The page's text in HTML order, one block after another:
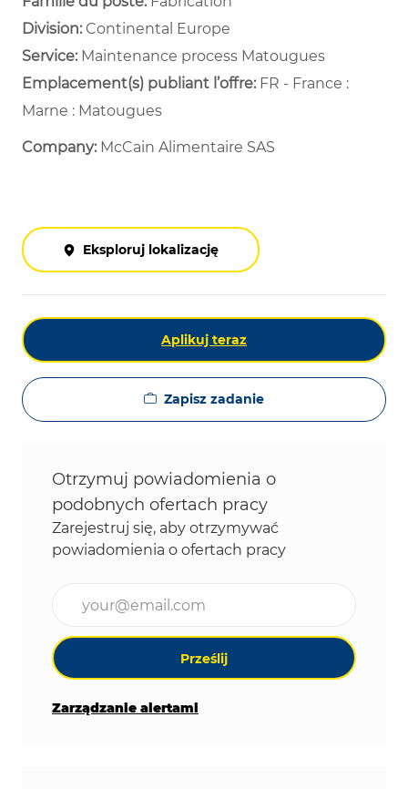
Division: Continental Europe
Service: ​ Maintenance process Matougues ​
Emplacement(s) publiant l’offre:FR - France :
Marne : Matougues
Company: McCain Alimentaire SAS
Eksploruj lokalizację
Aplikuj teraz
Zapisz zadanie
Otrzymuj powiadomienia o
podobnych ofertach pracy
Zarejestruj się, aby otrzymywać
powiadomienia o ofertach pracy
Prześlij
Zarządzanie alertami